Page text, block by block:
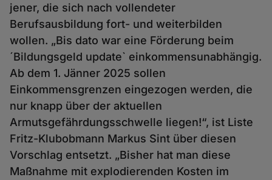
jener, die sich nach vollendeter
Berufsausbildung fort- und weiterbilden
wollen. „Bis dato war eine Förderung beim
´Bildungsgeld update` einkommensunabhängig.
Ab dem 1. Jänner 2025 sollen
Einkommensgrenzen eingezogen werden, die
nur knapp über der aktuellen
Armutsgefährdungsschwelle liegen!“, ist Liste
Fritz-Klubobmann Markus Sint über diesen
Vorschlag entsetzt. „Bisher hat man diese
Maßnahme mit explodierenden Kosten im